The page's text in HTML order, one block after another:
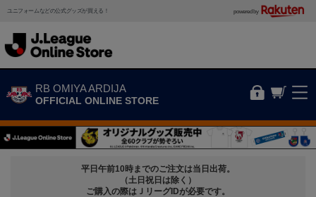
ユニフォームなどの公式グッズが買える！ powered by
RB OMIYA ARDIJA
OFFICIAL ONLINE STORE
平日午前10時までのご注文は当日出荷。
（土日祝日は除く）
ご購入の際はＪリーグIDが必要です。